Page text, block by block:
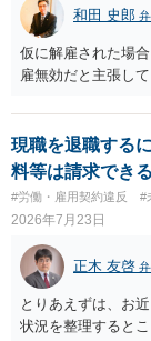
逸失利益等）が認
災での第三者行為
第三者の賠償責任
ら控除（損益相殺
は、第三者から支
要になると思いま
が・・・）。極め
の弁護士にご相談
和田 史郎
仮に解雇された場
雇無効だと主張し
現職を退職する
料等は請求できる
#労働・雇用契約違反 #
2026年7月23日
正木 友啓
とりあえずは、お
状況を整理すると